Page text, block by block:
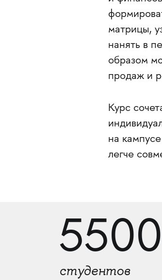
матрицы,
нанять в
образом
продаж и
Курс
на
легче
5500
студентов